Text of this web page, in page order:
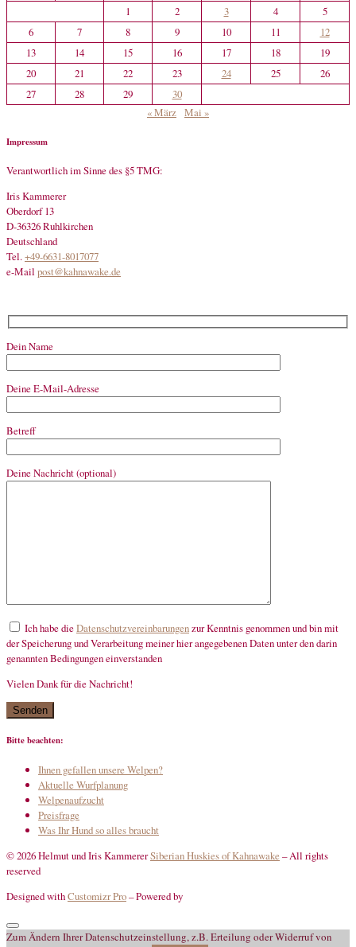
1
2 3 4
5
6
7 8 9 10 11
12
13
14 15 16 17 18
19
20
21 22 23 24 25
26
27
28 29
30
« März Mai »
Impressum
Verantwortlich im Sinne des §5 TMG:
Iris Kammerer
Oberdorf 13
D-36326 Ruhlkirchen
Deutschland
Tel.+49-6631-8017077
e-Mail post@kahnawake.de
Dein Name
Deine E-Mail-Adresse
Betreff
Deine Nachricht (optional)
Ich habe dieDatenschutzvereinbarungenzur Kenntnis genommen und bin mit
der Speicherung und Verarbeitung meiner hier angegebenen Daten unter den darin
genannten Bedingungen einverstanden
Vielen Dank für die Nachricht!
mandatory
Bitte beachten:
Ihnen gefallen unsere Welpen?
Aktuelle Wurfplanung
Welpenaufzucht
Preisfrage
Was Ihr Hund so alles braucht
© 2026 Helmut und Iris KammererSiberian Huskies of Kahnawake –All rights
reserved
Designed withCustomizr Pro–Powered by
Zum Ändern Ihrer Datenschutzeinstellung, z.B. Erteilung oder Widerruf von